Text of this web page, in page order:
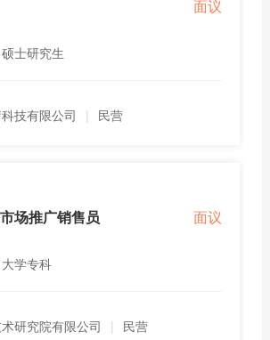
面议
硕士研究生
技有限公司 | 民营
面议
场推广销售员
大学专科
研究院有限公司 | 民营